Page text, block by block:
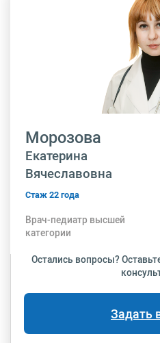
Морозова
Екатерина
Вячеславовна
Стаж 22 года
Врач-педиатр высшей
категории
Остались вопросы?
Задать